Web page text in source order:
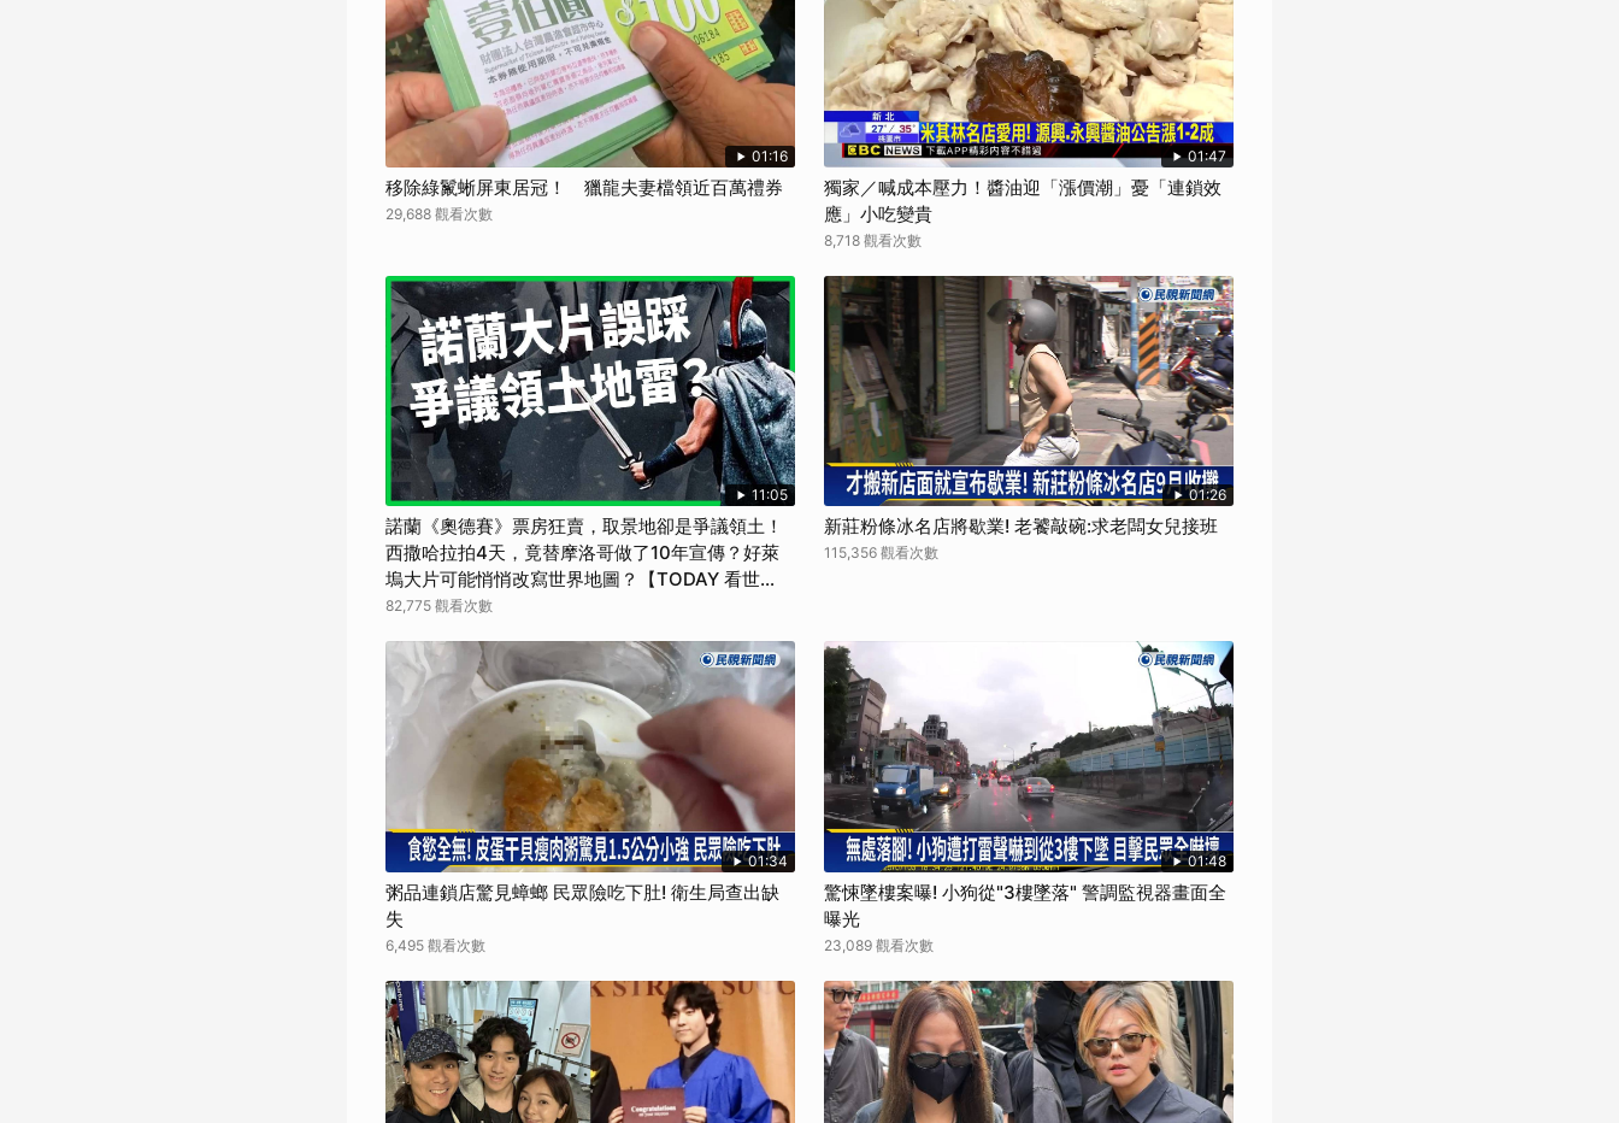
01:16
移除綠鬣蜥屏東居冠！ 獵龍夫妻檔領近百萬禮券
29,688 觀看次數
01:47
獨家／喊成本壓力！醬油迎「漲價潮」憂「連鎖效
應」小吃變貴
8,718 觀看次數
11:05
諾蘭《奧德賽》票房狂賣，取景地卻是爭議領土！
西撒哈拉拍4天，竟替摩洛哥做了10年宣傳？好萊
塢大片可能悄悄改寫世界地圖？【TODAY 看世
界】
82,775 觀看次數
01:26
新莊粉條冰名店將歇業! 老饕敲碗:求老闆女兒接班
115,356 觀看次數
01:34
粥品連鎖店驚見蟑螂 民眾險吃下肚! 衛生局查出缺
失
6,495 觀看次數
01:48
驚悚墜樓案曝! 小狗從"3樓墜落" 警調監視器畫面全
曝光
23,089 觀看次數
取消